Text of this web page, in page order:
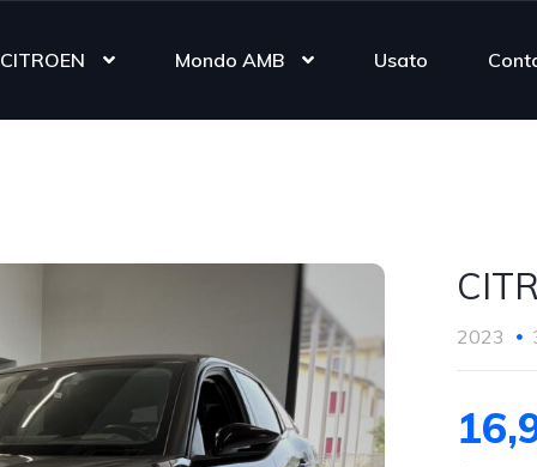
CITROEN Mondo AMB Usato
2023